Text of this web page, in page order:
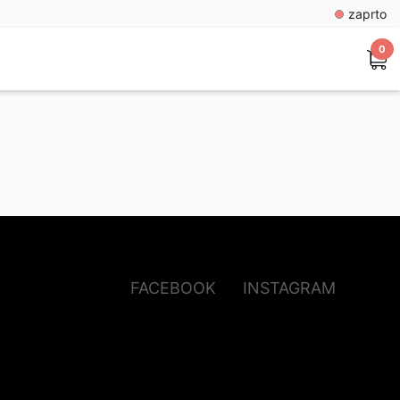
zaprto
0
FACEBOOK INSTAGRAM